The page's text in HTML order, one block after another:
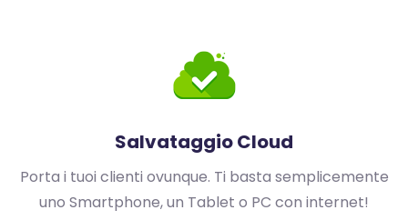
Salvataggio Cloud
Porta i tuoi clienti ovunque. Ti basta semplicemente
uno Smartphone, un Tablet o PC con internet!